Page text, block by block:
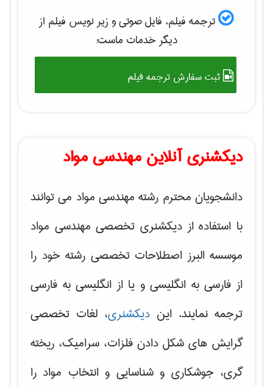
ترجمه فیلم، فایل صوتی و زیر نویس فیلم از
دیگر خدمات ماست:
ثبت سفارش ترجمه فیلم
دیکشنری آنلاین مهندسی مواد
دانشجویان محترم رشته مهندسی مواد می توانند
با استفاده از دیکشنری تخصصی مهندسی مواد
موسسه البرز اصطلاحات تخصصی رشته خود را
از فارسی به انگلیسی و یا از انگلیسی به فارسی
ترجمه نمایند. این دیکشنری، لغات تخصصی
گرایش های شکل دادن فلزات، سرامیک، ریخته
گری، جوشکاری و شناسایی و انتخاب مواد را